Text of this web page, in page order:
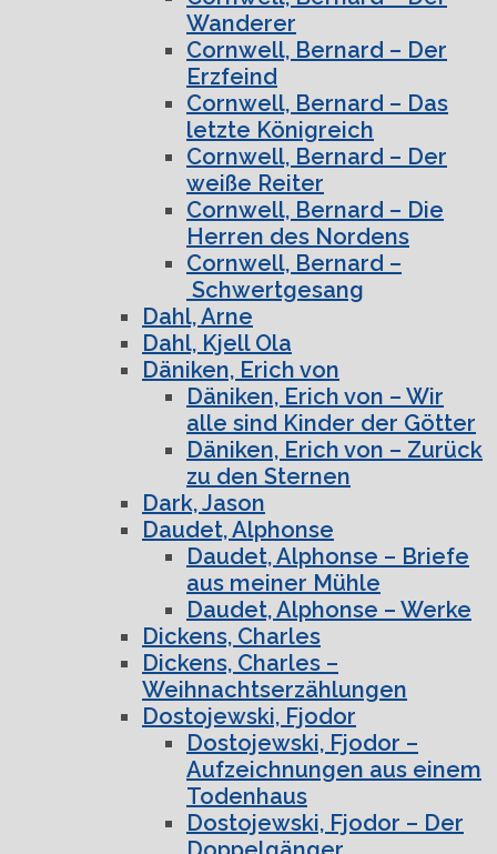
Wanderer
Cornwell, Bernard – Der
Erzfeind
Cornwell, Bernard – Das
letzte Königreich
Cornwell, Bernard – Der
weiße Reiter
Cornwell, Bernard – Die
Herren des Nordens
Cornwell, Bernard –
Schwertgesang
Dahl, Arne
Dahl, Kjell Ola
Däniken, Erich von
Däniken, Erich von – Wir
alle sind Kinder der Götter
Däniken, Erich von – Zurück
zu den Sternen
Dark, Jason
Daudet, Alphonse
Daudet, Alphonse – Briefe
aus meiner Mühle
Daudet, Alphonse – Werke
Dickens, Charles
Dickens, Charles –
Weihnachtserzählungen
Dostojewski, Fjodor
Dostojewski, Fjodor –
Aufzeichnungen aus einem
Todenhaus
Dostojewski, Fjodor – Der